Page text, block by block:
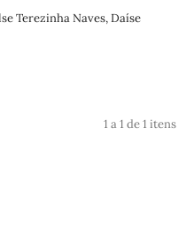
Terezinha Naves, Daíse
1 a 1 de 1 itens